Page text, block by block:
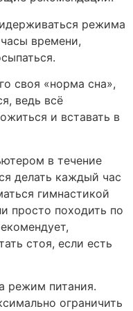
режима
времени,
своя «норма сна»,
ведь всё
и вставать в
в течение
делать каждый час
гимнастикой
просто походить по
стоя, если есть
режим питания.
ограничить